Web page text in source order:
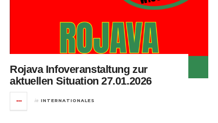
Rojava Infoveranstaltung zur
aktuellen Situation 27.01.2026
in INTERNATIONALES